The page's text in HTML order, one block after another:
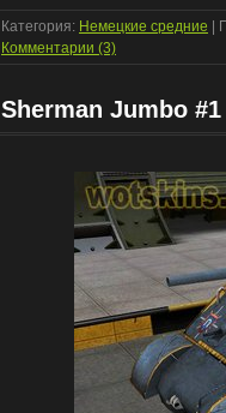
Категория: Немецкие средние |
Комментарии (3)
Sherman Jumbo #1